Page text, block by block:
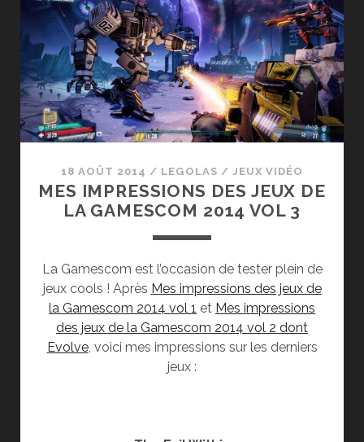
PART
1:
THE
PRE-
SEQUEL
18 AOÛT 2014 / LEGOLAS / JEUX VIDÉO
MES IMPRESSIONS DES JEUX DE
LA GAMESCOM 2014 VOL 3
La Gamescom est l’occasion de tester plein de
jeux cools ! Après Mes impressions des jeux de
la Gamescom 2014 vol 1 et Mes impressions
des jeux de la Gamescom 2014 vol 2 dont
Evolve, voici mes impressions sur les derniers
jeux :